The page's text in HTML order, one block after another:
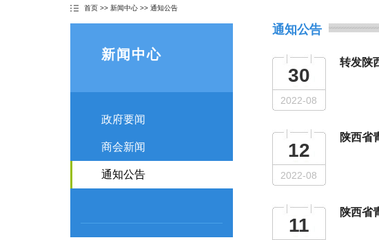
首页 >> 新闻中心 >> 通知公告
新闻中心
政府要闻
商会新闻
通知公告
通知公告
30
2022-08
转发陕
12
2022-08
陕西省
11
陕西省